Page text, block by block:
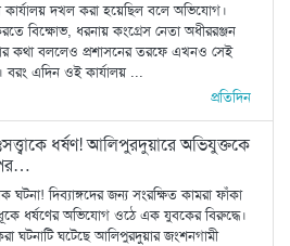
দখল করা হয়েছিল বলে অভিযোগ।
বিক্ষোভ, ধরনায় কংগ্রেস নেতা অধীররঞ্জন
কথা বললেও প্রশাসনের তরফে এখনও সেই
বরং এদিন ওই কার্যালয় ...
প্রতিদিন
ধর্ষণ! আলিপুরদুয়ারে অভিযুক্তকে
ঘটনা! দিব্যাঙ্গদের জন্য সংরক্ষিত কামরা ফাঁকা
ধর্ষণের অভিযোগ ওঠে এক যুবকের বিরুদ্ধে।
ঘটনাটি ঘটেছে আলিপুরদুয়ার জংশনগামী